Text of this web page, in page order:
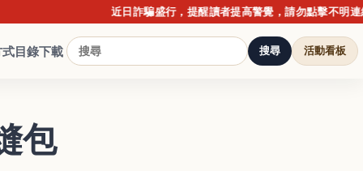
近日詐騙盛行，提醒讀者提高警覺，請勿點擊不明連結或
式目錄下載 搜尋 活動看板
包